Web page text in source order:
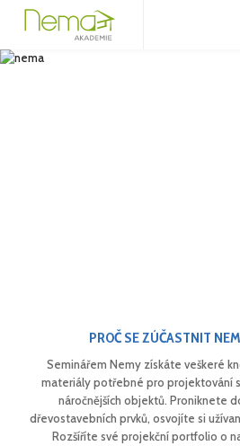
PROČ SE ZÚČASTNIT
Seminářem Nemy získáte veškeré
materiály potřebné pro projektování
náročnějších objektů. Proniknete
dřevostavebních prvků, osvojíte si
Rozšíříte své projekční portfolio o